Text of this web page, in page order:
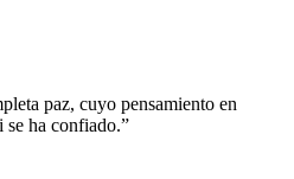
paz, cuyo pensamiento en
se ha confiado.”